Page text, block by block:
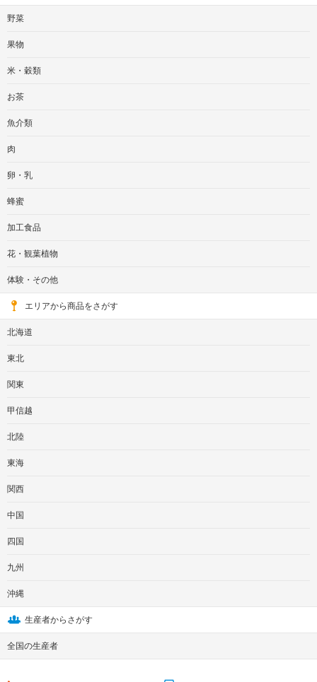
野菜
果物
米・穀類
お茶
魚介類
肉
卵・乳
蜂蜜
加工食品
花・観葉植物
体験・その他
エリアから商品をさがす
北海道
東北
関東
甲信越
北陸
東海
関西
中国
四国
九州
沖縄
生産者からさがす
全国の生産者